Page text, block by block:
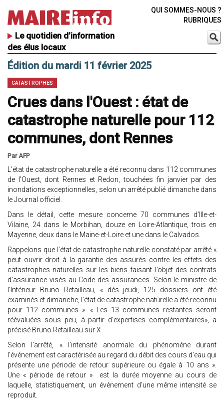
Le quotidien d’information
des élus locaux
QUI SOMMES-NOUS ?
RUBRIQUES
Édition du mardi 11 février 2025
CATASTROPHES
Crues dans l'Ouest : état de
catastrophe naturelle pour 112
communes, dont Rennes
Par AFP
L’état de catastrophe naturelle a été reconnu dans 112 communes
de l’Ouest, dont Rennes et Redon, touchées fin janvier par des
inondations exceptionnelles, selon un arrêté publié dimanche dans
le Journal officiel.
Dans le détail, cette mesure concerne 70 communes d’Ille-et-
Vilaine, 24 dans le Morbihan, douze en Loire-Atlantique, trois en
Mayenne, deux dans le Maine-et-Loire et une dans le Calvados.
Rappelons que l’état de catastrophe naturelle constaté par arrêté «
peut ouvrir droit à la garantie des assurés contre les effets des
catastrophes naturelles sur les biens faisant l’objet des contrats
d’assurance visés au Code des assurances. Selon le ministre de
l’Intérieur Bruno Retailleau, « dès jeudi, 125 dossiers ont été
examinés et dimanche, l’état de catastrophe naturelle a été reconnu
pour 112 communes ». « Les 13 communes restantes seront
réévaluées sous peu, à partir d’expertises complémentaires», a
précisé Bruno Retailleau sur X.
Selon l’arrêté, « l’intensité anormale du phénomène durant
l’évènement est caractérisée au regard du débit des cours d’eau qui
présente une période de retour supérieure ou égale à 10 ans ».
Une « période de retour » est la durée moyenne au cours de
laquelle, statistiquement, un évènement d’une même intensité se
reproduit.